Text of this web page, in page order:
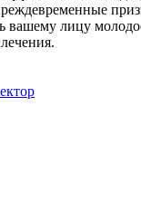
лицу